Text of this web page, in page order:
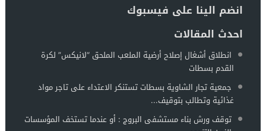
انضم الينا على فيسبوك
احدث المقالات
انطلاق أشغال إصلاح أرضية الملعب الملحق “لانيكس” لكرة
القدم بسطات
جمعية تجار الشاوية بسطات تستنكر الاعتداء على تاجر مواد
غذائية وتطالب بتوقيف...
توقف ورش بناء مستشفى البروج : أو عندما تستخف المؤسسات